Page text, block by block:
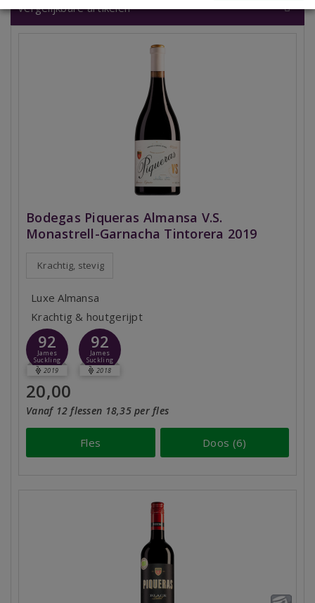
Vergelijkbare artikelen
Bodegas Piqueras Almansa V.S.
Monastrell-Garnacha Tintorera 2019
Krachtig, stevig
Luxe Almansa
Krachtig & houtgerijpt
92
James
Suckling
2019
92
James
Suckling
2018
20,00
Vanaf 12 flessen 18,35 per fles
Fles Doos (6)